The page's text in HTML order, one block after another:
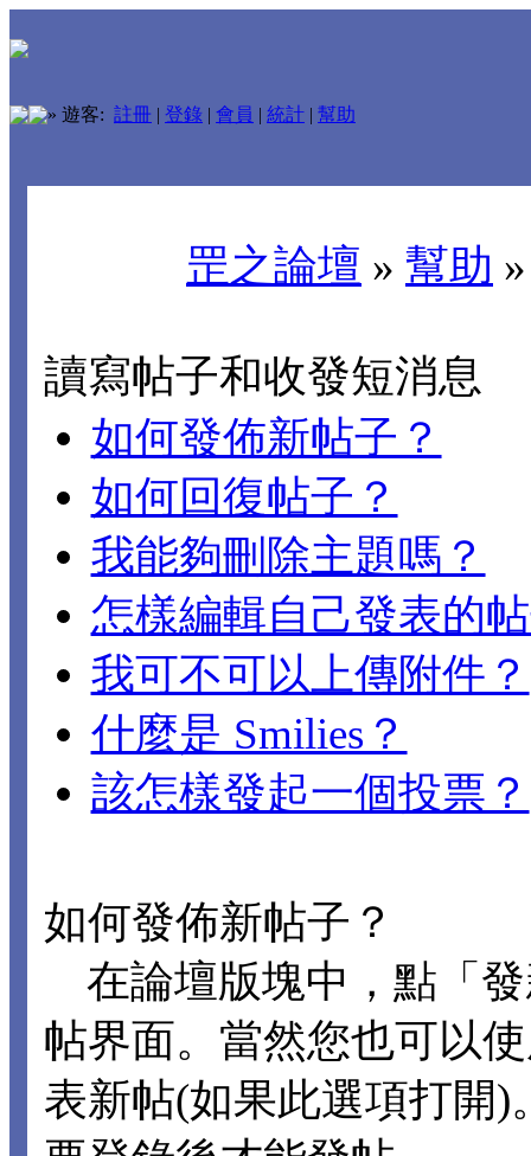
» 遊客: 註冊 | 登錄 | 會員 | 統計 | 幫助
罡之論壇 » 幫助
讀寫帖子和收發短消息
如何發佈新帖子？
如何回復帖子？
我能夠刪除主題嗎？
怎樣編輯自己發表的
我可不可以上傳附件？
什麼是 Smilies？
該怎樣發起一個投票？
如何發佈新帖子？
在論壇版塊中，點「
帖界面。當然您也可以
表新帖(如果此選項打開